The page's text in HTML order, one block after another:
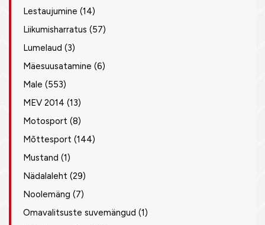
Lestaujumine (14)
Liikumisharratus (57)
Lumelaud (3)
Mäesuusatamine (6)
Male (553)
MEV 2014 (13)
Motosport (8)
Mõttesport (144)
Mustand (1)
Nädalaleht (29)
Noolemäng (7)
Omavalitsuste suvemängud (1)